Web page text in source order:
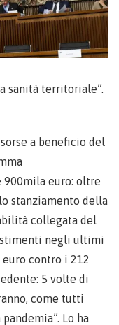
sanità territoriale”.
a beneficio del
900mila euro: oltre
stanziamento della
collegata del
negli ultimi
contro i 212
5 volte di
come tutti
Lo ha